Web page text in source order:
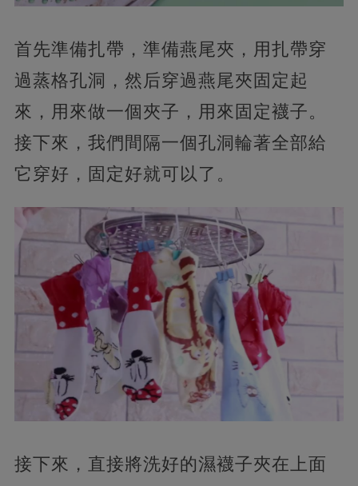
首先準備扎帶，準備燕尾夾，用扎帶穿
過蒸格孔洞，然后穿過燕尾夾固定起
來，用來做一個夾子，用來固定襪子。
接下來，我們間隔一個孔洞輪著全部給
它穿好，固定好就可以了。
接下來，直接將洗好的濕襪子夾在上面